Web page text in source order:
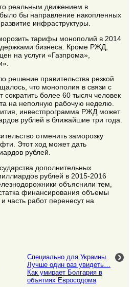
реальным движением в
бы направление накопленных
инфраструктуры.
тарифы монополий в 2014
бизнеса. Кроме РЖД,
на услуги «Газпрома»,
решение правительства резкой
что монополия в связи с
более 60 тысяч человек
на неполную рабочую неделю.
инвестпрограмма РЖД может
рублей в ближайшие три года.
отменить заморозку
Этот ход может дать
рублей.
дополнительных
рублей в 2015-2016
объяснили тем,
финансирования объемы
часть работ перенесут на
Специально для Украины.
Лучше один раз увидеть…
Как умирает Болгария в
объятиях Евросодома